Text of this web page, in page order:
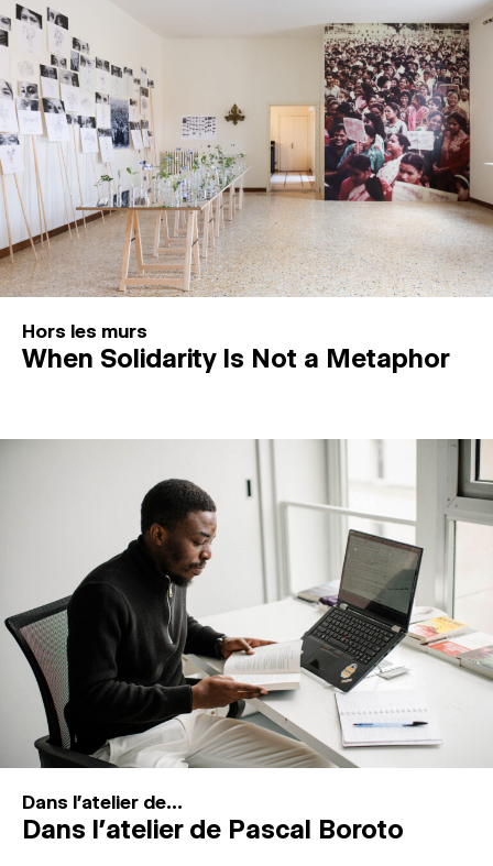
Hors les murs
When Solidarity Is Not a Metaphor
Dans l'atelier de...
Dans l’atelier de Pascal Boroto